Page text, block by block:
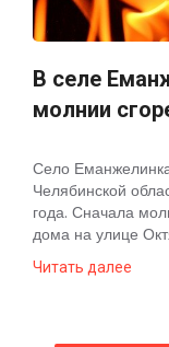
В селе
молнии
Село
Челябинской
года. Сначала
дома на улице
Читать далее